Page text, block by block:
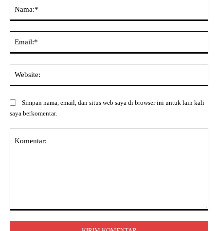
Simpan nama, email, dan situs web saya di browser ini untuk lain kali
saya berkomentar.